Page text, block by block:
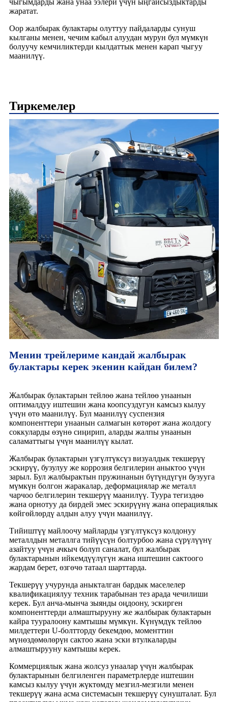
жаратат.
Оор жалбырак булактары олуттуу пайдаларды сунуш
кылганы менен, чечим кабыл алуудан мурун бул мүмкүн
болуучу кемчиликтерди кылдаттык менен карап чыгуу
маанилүү.
Тиркемелер
Менин трейлериме кандай жалбырак
булактары керек экенин кайдан билем?
Жалбырак булактарын тейлөө жана тейлөө унаанын
оптималдуу иштешин жана коопсуздугун камсыз кылуу
үчүн өтө маанилүү. Бул маанилүү суспензия
компоненттери унаанын салмагын көтөрөт жана жолдогу
соккуларды өзүнө сиңирип, аларды жалпы унаанын
саламаттыгы үчүн маанилүү кылат.
Жалбырак булактарын үзгүлтүксүз визуалдык текшерүү
эскирүү, бузулуу же коррозия белгилерин аныктоо үчүн
зарыл. Бул жалбырактын пружинанын бүтүндүгүн бузууга
мүмкүн болгон жаракалар, деформациялар же металл
чарчоо белгилерин текшерүү маанилүү. Туура тегиздөө
жана орнотуу да бирдей эмес эскирүүнү жана операциялык
көйгөйлөрдү алдын алуу үчүн маанилүү.
Тийиштүү майлоочу майларды үзгүлтүксүз колдонуу
металлдын металлга тийүүсүн болтурбоо жана сүрүлүүнү
азайтуу үчүн ачкыч болуп саналат, бул жалбырак
булактарынын ийкемдүүлүгүн жана иштешин сактоого
жардам берет, өзгөчө татаал шарттарда.
Текшерүү учурунда аныкталган бардык маселелер
квалификациялуу техник тарабынан тез арада чечилиши
керек. Бул анча-мынча зыянды оңдоону, эскирген
компоненттерди алмаштырууну же жалбырак булактарын
кайра тууралоону камтышы мүмкүн. Күнүмдүк тейлөө
милдеттери U-болтторду бекемдөө, моменттин
мүнөздөмөлөрүн сактоо жана эски втулкаларды
алмаштырууну камтышы керек.
Коммерциялык жана жолсуз унаалар үчүн жалбырак
булактарынын белгиленген параметрлерде иштешин
камсыз кылуу үчүн жүктөмдү мезгил-мезгили менен
текшерүү жана асма системасын текшерүү сунушталат. Бул